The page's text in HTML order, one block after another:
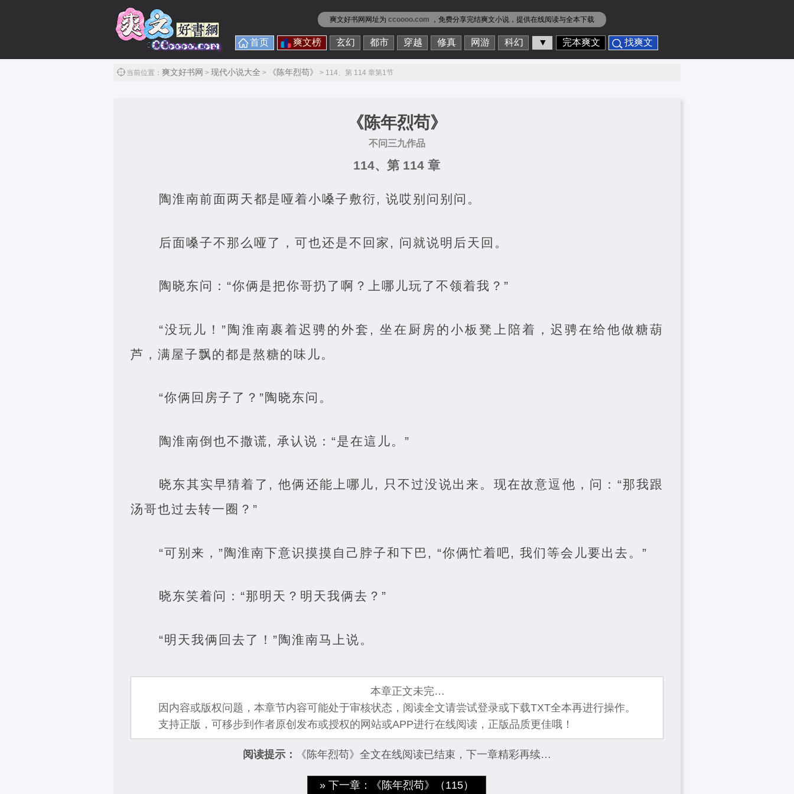
爽文好书网网址为 ccoooo.com ，免费分享完结爽文小说 ，提供在线阅读与全本下载
首页 爽文榜 玄幻 都市 穿越 修真 网游 科幻 ▼ 完本爽文 找爽文
当前位置： 爽文好书网 > 现代小说大全 > 《陈年烈苟》 > 114、第 114 章第1节
《陈年烈苟》
不问三九作品
114、第 114 章
陶淮南前面两天都是哑着小嗓子敷衍, 说哎别问别问。
后面嗓子不那么哑了，可也还是不回家, 问就说明后天回。
陶晓东问：“你俩是把你哥扔了啊？上哪儿玩了不领着我？”
“没玩儿！”陶淮南裹着迟骋的外套, 坐在厨房的小板凳上陪着，迟骋在给他做糖葫
芦，满屋子飘的都是熬糖的味儿。
“你俩回房子了？”陶晓东问。
陶淮南倒也不撒谎, 承认说：“是在這儿。”
晓东其实早猜着了, 他俩还能上哪儿, 只不过没说出来。现在故意逗他，问：“那我跟
汤哥也过去转一圈？”
“可别来，”陶淮南下意识摸摸自己脖子和下巴, “你俩忙着吧, 我们等会儿要出去。”
晓东笑着问：“那明天？明天我俩去？”
“明天我俩回去了！”陶淮南马上说。
本章正文未完…
因内容或版权问题，本章节内容可能处于审核状态，阅读全文请尝试登录或下载TXT全本再进行操作。
支持正版，可移步到作者原创发布或授权的网站或APP进行在线阅读，正版品质更佳哦！
阅读提示： 《陈年烈苟》全文在线阅读已结束，下一章精彩再续…
» 下一章：《陈年烈苟》（115）